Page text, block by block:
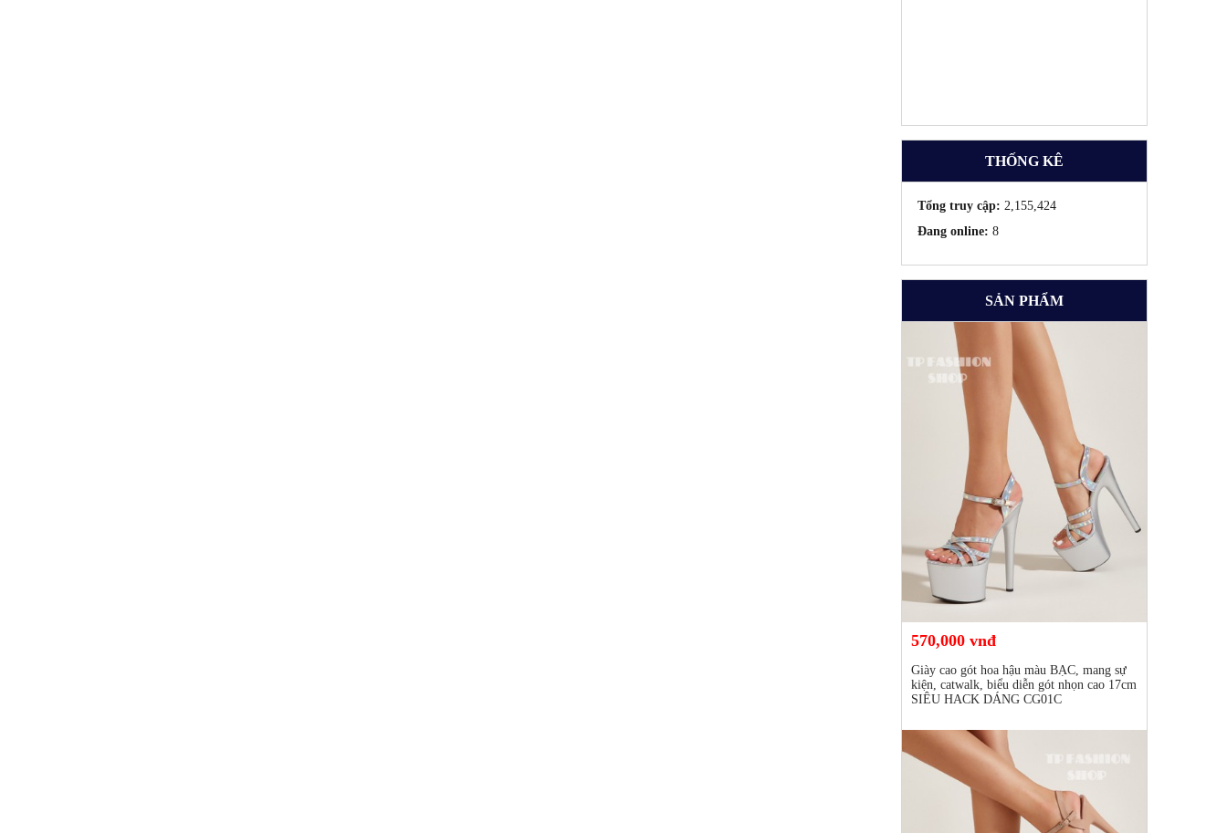
THỐNG KÊ
Tổng truy cập: 2,155,424
Đang online: 8
SẢN PHẨM
570,000 vnđ
Giày cao gót hoa hậu màu BẠC, mang sự
kiện, catwalk, biểu diễn gót nhọn cao 17cm
SIÊU HACK DÁNG CG01C